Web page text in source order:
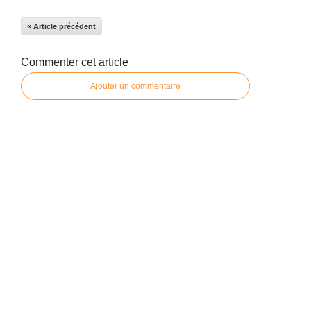
« Article précédent
Commenter cet article
Ajouter un commentaire